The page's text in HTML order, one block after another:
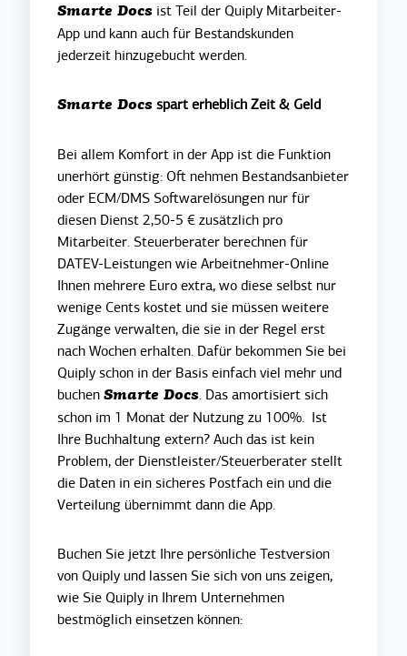
Smarte Docs ist Teil der Quiply Mitarbeiter-
App und kann auch für Bestandskunden
jederzeit hinzugebucht werden.
Smarte Docs spart erheblich Zeit & Geld
Bei allem Komfort in der App ist die Funktion
unerhört günstig: Oft nehmen Bestandsanbieter
oder ECM/DMS Softwarelösungen nur für
diesen Dienst 2,50-5 € zusätzlich pro
Mitarbeiter. Steuerberater berechnen für
DATEV-Leistungen wie Arbeitnehmer-Online
Ihnen mehrere Euro extra, wo diese selbst nur
wenige Cents kostet und sie müssen weitere
Zugänge verwalten, die sie in der Regel erst
nach Wochen erhalten. Dafür bekommen Sie bei
Quiply schon in der Basis einfach viel mehr und
buchenSmarte Docs. Das amortisiert sich
schon im 1 Monat der Nutzung zu 100%. Ist
Ihre Buchhaltung extern? Auch das ist kein
Problem, der Dienstleister/Steuerberater stellt
die Daten in ein sicheres Postfach ein und die
Verteilung übernimmt dann die App.
Buchen Sie jetzt Ihre persönliche Testversion
von Quiply und lassen Sie sich von uns zeigen,
wie Sie Quiply in Ihrem Unternehmen
bestmöglich einsetzen können: